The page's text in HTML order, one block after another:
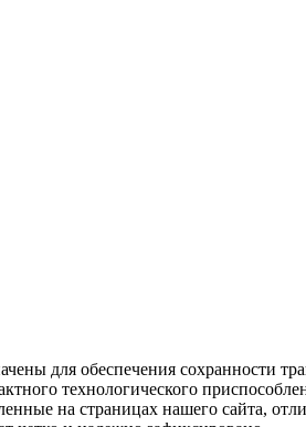
для обеспечения сохранности
технологического
на страницах нашего сайта,